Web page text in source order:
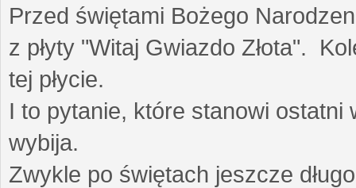
Przed świętami Bożego
z płyty "Witaj Gwiazdo Złota".
tej płycie.
I to pytanie, które stanowi
wybija.
Zwykle po świętach jeszcze